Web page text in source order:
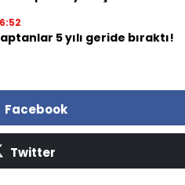
5 yılı geride bıraktı!
Facebook
Twitter